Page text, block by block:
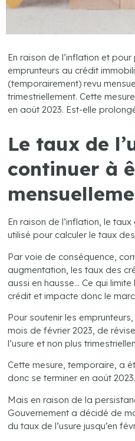
En raison de l’inflation et
emprunteurs au crédit
(temporairement) revu
trimestriellement. Cette
en août 2023. Est-elle
Le taux de
continuer à
En raison de l’inflation, le
utilisé pour calculer le taux
Par voie de conséquence,
augmentation, les taux des
aussi en hausse… Ce qui
crédit et impacte donc le
Pour soutenir les
mois de février 2023, de
l’usure et non plus
Cette mesure, temporaire, a
donc se terminer en août 2023.
Mais en raison de la
Gouvernement a décidé de
du taux de l’usure jusqu’en